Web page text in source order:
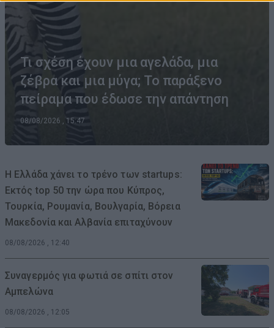
Τι σχέση έχουν μια αγελάδα, μια
ζέβρα και μια μύγα; Το παράξενο
πείραμα που έδωσε την απάντηση
08/08/2026 , 15:47
Η Ελλάδα χάνει το τρένο των startups:
Εκτός top 50 την ώρα που Κύπρος,
Τουρκία, Ρουμανία, Βουλγαρία, Βόρεια
Μακεδονία και Αλβανία επιταχύνουν
08/08/2026 , 12:40
Συναγερμός για φωτιά σε σπίτι στον
Αμπελώνα
08/08/2026 , 12:05